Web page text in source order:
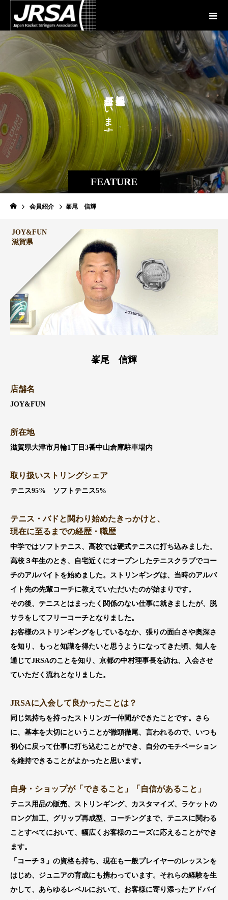
FEATURE
に
が
い
ま
す
。
会員紹介 峯尾 信輝
JOY&FUN
滋賀県
峯尾 信輝
店舗名
JOY&FUN
所在地
滋賀県大津市月輪1丁目3番中山倉庫駐車場内
取り扱いストリングシェア
テニス95% ソフトテニス5%
テニス・バドと関わり始めたきっかけと、
現在に至るまでの経歴・職歴
中学ではソフトテニス、高校では硬式テニスに打ち込みました。
高校３年生のとき、自宅近くにオープンしたテニスクラブでコー
チのアルバイトを始めました。ストリンギングは、当時のアルバ
イト先の先輩コーチに教えていただいたのが始まりです。
その後、テニスとはまったく関係のない仕事に就きましたが、脱
サラをしてフリーコーチとなりました。
お客様のストリンギングをしているなか、張りの面白さや奥深さ
を知り、もっと知識を得たいと思うようになってきた頃、知人を
通じてJRSAのことを知り、京都の中村理事長を訪ね、入会させ
ていただく流れとなりました。
JRSAに入会して良かったことは？
同じ気持ちを持ったストリンガー仲間ができたことです。さら
に、基本を大切にということが徹頭徹尾、言われるので、いつも
初心に戻って仕事に打ち込むことができ、自分のモチベーション
を維持できることがよかったと思います。
自身・ショップが「できること」「自信があること」
テニス用品の販売、ストリンギング、カスタマイズ、ラケットの
ロング加工、グリップ再成型、コーチングまで、テニスに関わる
ことすべてにおいて、幅広くお客様のニーズに応えることができ
ます。
「コーチ３」の資格も持ち、現在も一般プレイヤーのレッスンを
はじめ、ジュニアの育成にも携わっています。それらの経験を生
かして、あらゆるレベルにおいて、お客様に寄り添ったアドバイ